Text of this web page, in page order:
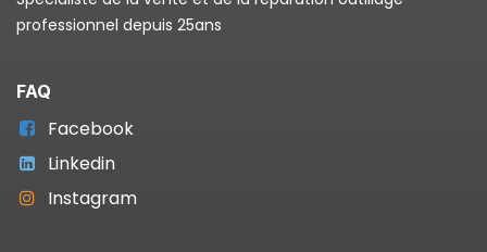
professionnel depuis 25ans
FAQ
Facebook
Linkedin
Instagram